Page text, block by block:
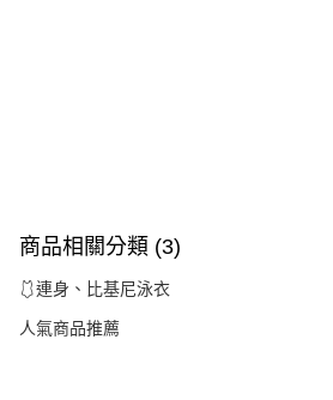
商品相關分類 (3)
🩱連身、比基尼泳衣
人氣商品推薦